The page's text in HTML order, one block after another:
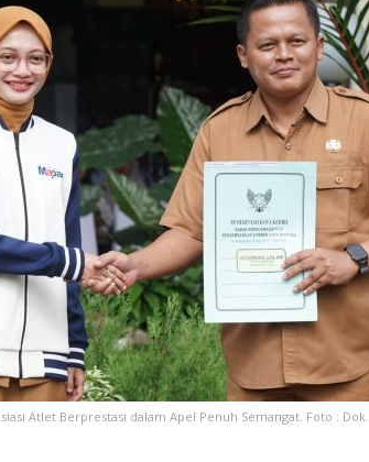
Atlet Berprestasi dalam Apel Penuh Semangat. Foto :